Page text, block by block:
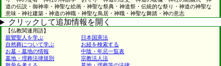
道の伝説・御神幸・神聖な絵画・神聖な祭典・神道祭・伝統的な祭り・神道の神聖な
意味・神社建築・神道の神職・神聖な鳥居・神職・神聖な舞踏・神の意志
クリックして追加情報を開く
【仏教関連用語】
親鸞聖人を学ぶ
日本国憲法
自然葬について学ぶ
お経を検索する
お墓・墓地の情報
中陰・年忌一覧表
墓地・埋葬法律規則
宗教法人法